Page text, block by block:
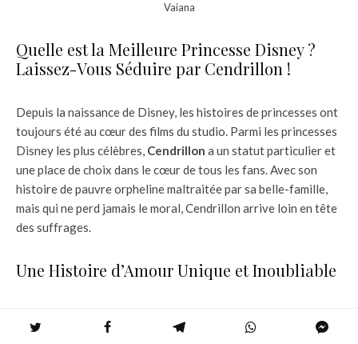
Vaiana
Quelle est la Meilleure Princesse Disney ?
Laissez-Vous Séduire par Cendrillon !
Depuis la naissance de Disney, les histoires de princesses ont
toujours été au cœur des films du studio. Parmi les princesses
Disney les plus célèbres, Cendrillon a un statut particulier et
une place de choix dans le cœur de tous les fans. Avec son
histoire de pauvre orpheline maltraitée par sa belle-famille,
mais qui ne perd jamais le moral, Cendrillon arrive loin en tête
des suffrages.
Une Histoire d’Amour Unique et Inoubliable
courageuse, mais aussi très optimiste et persévérante, ce qui